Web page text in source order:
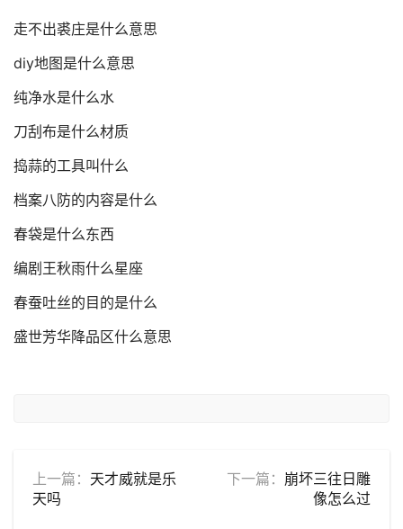
走不出裘庄是什么意思
diy地图是什么意思
纯净水是什么水
刀刮布是什么材质
捣蒜的工具叫什么
档案八防的内容是什么
春袋是什么东西
编剧王秋雨什么星座
春蚕吐丝的目的是什么
盛世芳华降品区什么意思
上一篇： 天才威就是乐
天吗
下一篇： 崩坏三往日雕
像怎么过